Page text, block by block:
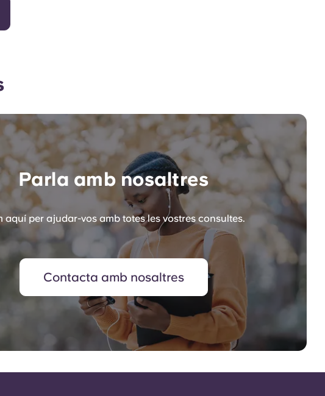
Parla amb nosaltres
aquí per ajudar-vos amb totes les vostres consultes.
Contacta amb nosaltres